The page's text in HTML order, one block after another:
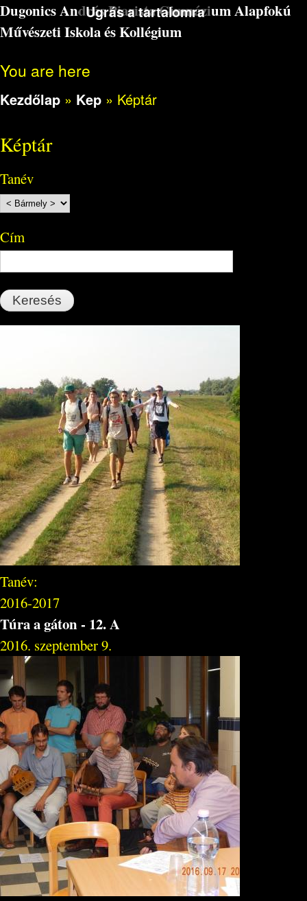
Ugrás a tartalomra
Dugonics András Piarista Gimnázium Alapfokú
Művészeti Iskola és Kollégium
You are here
Kezdőlap » Kep » Képtár
Képtár
Tanév
Cím
Tanév:
2016-2017
Túra a gáton - 12. A
2016. szeptember 9.